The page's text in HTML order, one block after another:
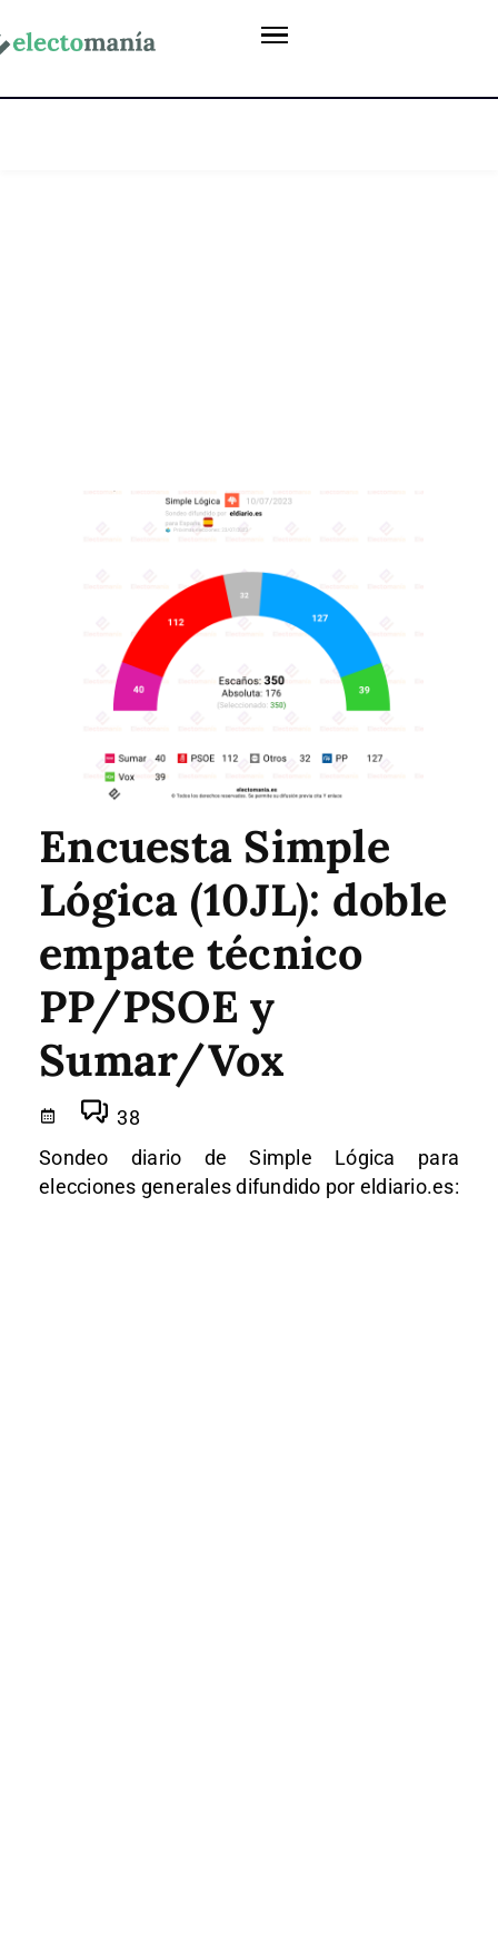
Encuesta Simple
Lógica (10JL): doble
empate técnico
PP/PSOE y
Sumar/Vox
38
Sondeo diario de Simple Lógica para
elecciones generales difundido por eldiario.es: